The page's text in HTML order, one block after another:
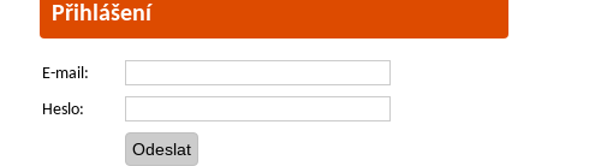
Přihlášení
E-mail:
Heslo: